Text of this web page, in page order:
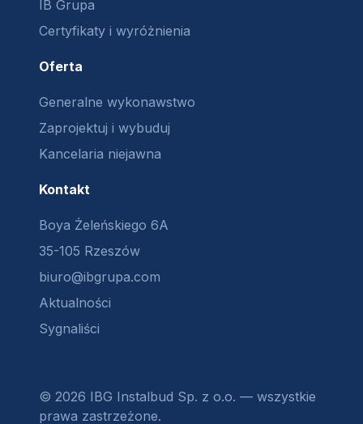
IB Grupa
Certyfikaty i wyróżnienia
Oferta
Generalne wykonawstwo
Zaprojektuj i wybuduj
Kancelaria niejawna
Kontakt
Boya Żeleńskiego 6A
35-105 Rzeszów
biuro@ibgrupa.com
Aktualności
Sygnaliści
© 2026 IBG Instalbud Sp. z o.o. — wszystkie
prawa zastrzeżone.